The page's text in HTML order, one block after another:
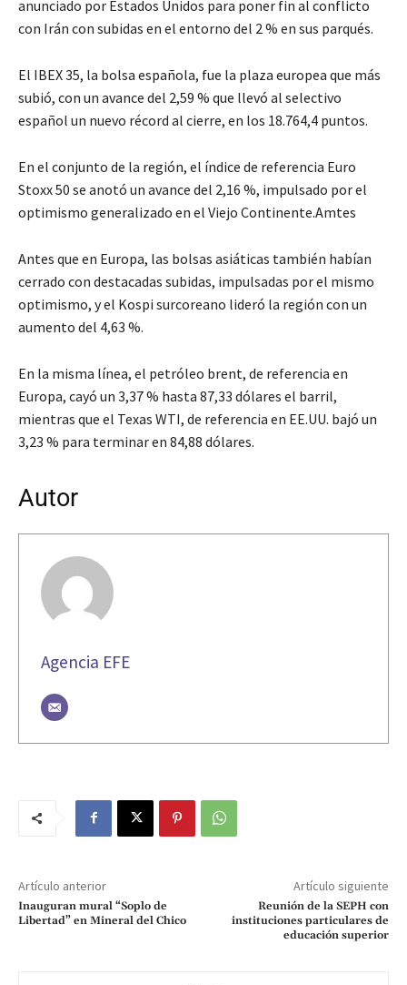
anunciado por Estados Unidos para poner fin al conflicto
con Irán con subidas en el entorno del 2 % en sus parqués.
El IBEX 35, la bolsa española, fue la plaza europea que más
subió, con un avance del 2,59 % que llevó al selectivo
español un nuevo récord al cierre, en los 18.764,4 puntos.
En el conjunto de la región, el índice de referencia Euro
Stoxx 50 se anotó un avance del 2,16 %, impulsado por el
optimismo generalizado en el Viejo Continente.Amtes
Antes que en Europa, las bolsas asiáticas también habían
cerrado con destacadas subidas, impulsadas por el mismo
optimismo, y el Kospi surcoreano lideró la región con un
aumento del 4,63 %.
En la misma línea, el petróleo brent, de referencia en
Europa, cayó un 3,37 % hasta 87,33 dólares el barril,
mientras que el Texas WTI, de referencia en EE.UU. bajó un
3,23 % para terminar en 84,88 dólares.
Autor
Agencia EFE
Artículo anterior
Inauguran mural “Soplo de
Libertad” en Mineral del Chico
Artículo siguiente
Reunión de la SEPH con
instituciones particulares de
educación superior